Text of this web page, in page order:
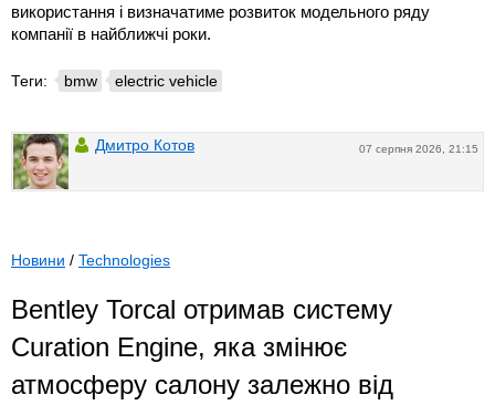
використання і визначатиме розвиток модельного ряду
компанії в найближчі роки.
Теги: bmw electric vehicle
07 серпня 2026, 21:15
Дмитро Котов
Новини / Technologies
Bentley Torcal отримав систему
Curation Engine, яка змінює
атмосферу салону залежно від